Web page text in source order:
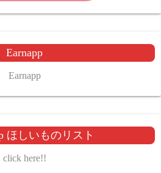
Earnapp
Earnapp
ほしいものリスト
click here!!